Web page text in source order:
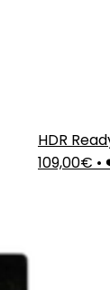
HDR
109,00€ •